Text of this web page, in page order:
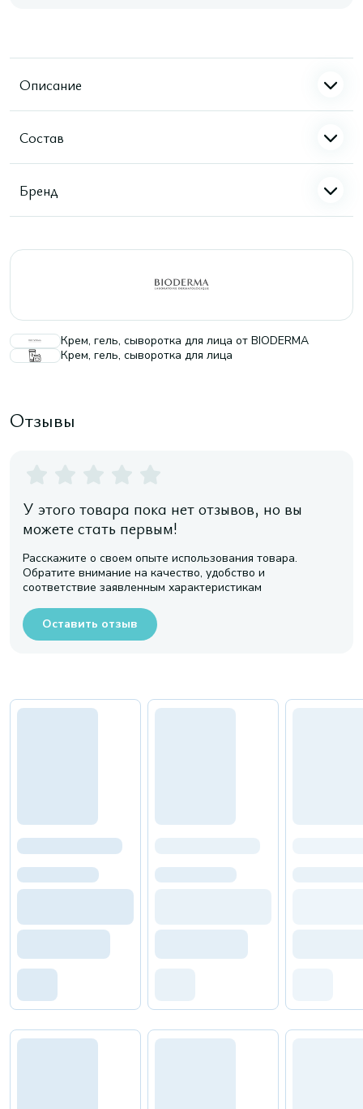
Описание
Состав
Бренд
Крем, гель, сыворотка для лица от BIODERMA
Крем, гель, сыворотка для лица
Отзывы
У этого товара пока нет отзывов, но вы
можете стать первым!
Расскажите о своем опыте использования товара.
Обратите внимание на качество, удобство и
соответствие заявленным характеристикам
Оставить отзыв